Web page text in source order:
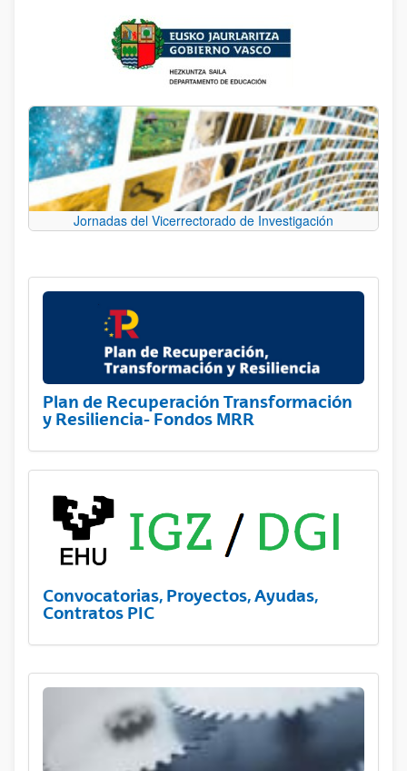
Jornadas del Vicerrectorado de Investigación
Plan de Recuperación Transformación
y Resiliencia- Fondos MRR
Convocatorias, Proyectos, Ayudas,
Contratos PIC